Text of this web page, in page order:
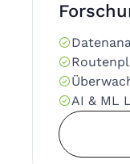
AI & ML